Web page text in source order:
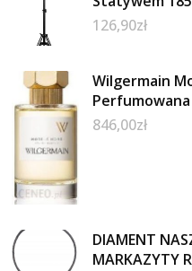
126,90zł
Wilgermain
Perfumowana
846,00zł
DIAMENT
MARKAZYTY